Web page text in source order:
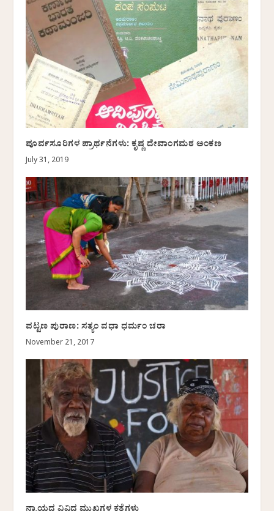
ಪೂರ್ವಸೂರಿಗಳ ಪ್ರಾರ್ಥನೆಗಳು: ಕೃಷ್ಣ ದೇವಾಂಗಮಠ ಅಂಕಣ
July 31, 2019
ಪಟ್ಟಣ ಪುರಾಣ: ಸತ್ಯಂ ವಧಾ ಧರ್ಮಂ ಚರಾ
November 21, 2017